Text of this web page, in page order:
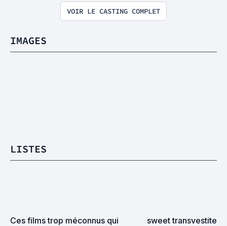
VOIR LE CASTING COMPLET
IMAGES
LISTES
Ces films trop méconnus qui
sweet transvestite